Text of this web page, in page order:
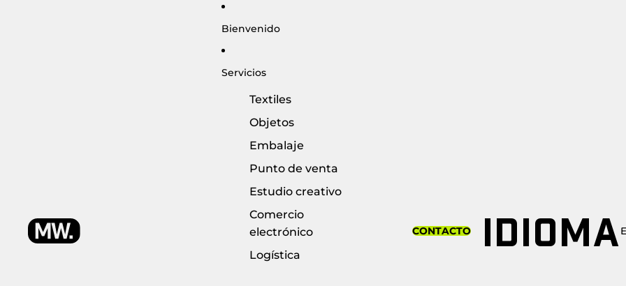
Bienvenido
Servicios
Textiles
Objetos
Embalaje
Punto de venta
Estudio creativo
Comercio
electrónico
Logística
CONTACTO IDIOMA